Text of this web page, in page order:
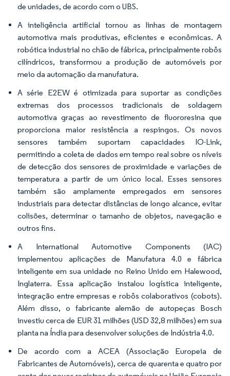
de unidades, de acordo com o UBS.
A inteligência artificial tornou as linhas de montagem
automotiva mais produtivas, eficientes e econômicas. A
robótica industrial no chão de fábrica, principalmente robôs
cilíndricos, transformou a produção de automóveis por
meio da automação da manufatura.
A série E2EW é otimizada para suportar as condições
extremas dos processos tradicionais de soldagem
automotiva graças ao revestimento de fluororesina que
proporciona maior resistência a respingos. Os novos
sensores também suportam capacidades IO-Link,
permitindo a coleta de dados em tempo real sobre os níveis
de detecção dos sensores de proximidade e variações de
temperatura a partir de um único local. Esses sensores
também são amplamente empregados em sensores
industriais para detectar distâncias de longo alcance, evitar
colisões, determinar o tamanho de objetos, navegação e
outros fins.
A International Automotive Components (IAC)
implementou aplicações de Manufatura 4.0 e fábrica
inteligente em sua unidade no Reino Unido em Halewood,
Inglaterra. Essa aplicação instalou logística inteligente,
integração entre empresas e robôs colaborativos (cobots).
Além disso, o fabricante alemão de autopeças Bosch
investiu cerca de EUR 31 milhões (USD 32,8 milhões) em sua
planta na Índia para desenvolver soluções de Indústria 4.0.
De acordo com a ACEA (Associação Europeia de
Fabricantes de Automóveis), cerca de quarenta e quatro por